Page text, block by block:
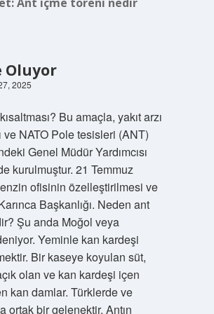
Oluyor
2025
Bu amaçla, yakıt arzı
ve NATO Pole tesisleri (ANT)
Genel Müdür Yardımcısı
kurulmuştur. 21 Temmuz
ofisinin özelleştirilmesi ve
Başkanlığı. Neden ant
Şu anda Moğol veya
Yeminle kan kardeşi
Bir kaseye koyulan süt,
olan ve kan kardeşi içen
kan damlar. Türklerde ve
ortak bir gelenektir. Antın